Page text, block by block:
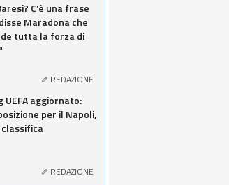
C'è una frase
Maradona che
tutta la forza di
REDAZIONE
UEFA aggiornato:
per il Napoli,
REDAZIONE